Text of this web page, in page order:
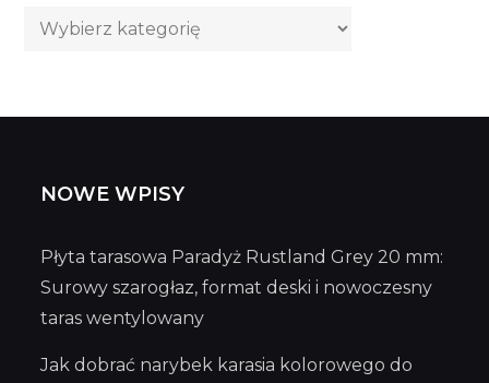
Kategorie
NOWE WPISY
Płyta tarasowa Paradyż Rustland Grey 20 mm:
Surowy szarogłaz, format deski i nowoczesny
taras wentylowany
Jak dobrać narybek karasia kolorowego do